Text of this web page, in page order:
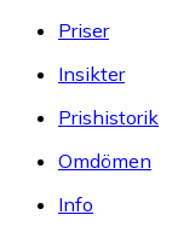
Priser
Insikter
Prishistorik
Omdömen
Info